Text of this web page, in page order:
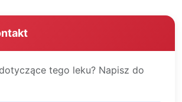
tego leku? Napisz do